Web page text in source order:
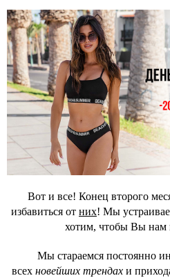
Вот и все! Конец второго
избавиться от них! Мы
хотим, чтобы Вы нам
Мы стараемся постоянно
всех новейших трендахи